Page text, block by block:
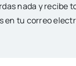
nada y recibe
en tu correo